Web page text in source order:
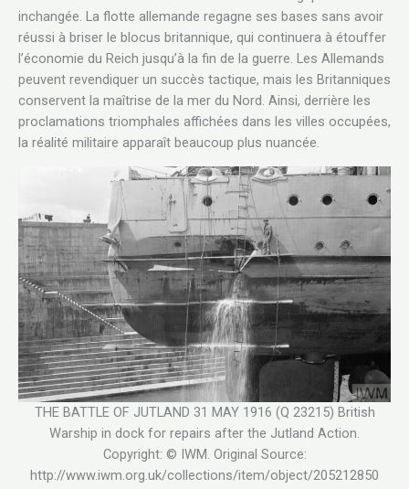
inchangée. La flotte allemande regagne ses bases sans avoir
réussi à briser le blocus britannique, qui continuera à étouffer
l’économie du Reich jusqu’à la fin de la guerre. Les Allemands
peuvent revendiquer un succès tactique, mais les Britanniques
conservent la maîtrise de la mer du Nord. Ainsi, derrière les
proclamations triomphales affichées dans les villes occupées,
la réalité militaire apparaît beaucoup plus nuancée.
THE BATTLE OF JUTLAND 31 MAY 1916 (Q 23215) British
Warship in dock for repairs after the Jutland Action.
Copyright: © IWM. Original Source:
http://www.iwm.org.uk/collections/item/object/205212850